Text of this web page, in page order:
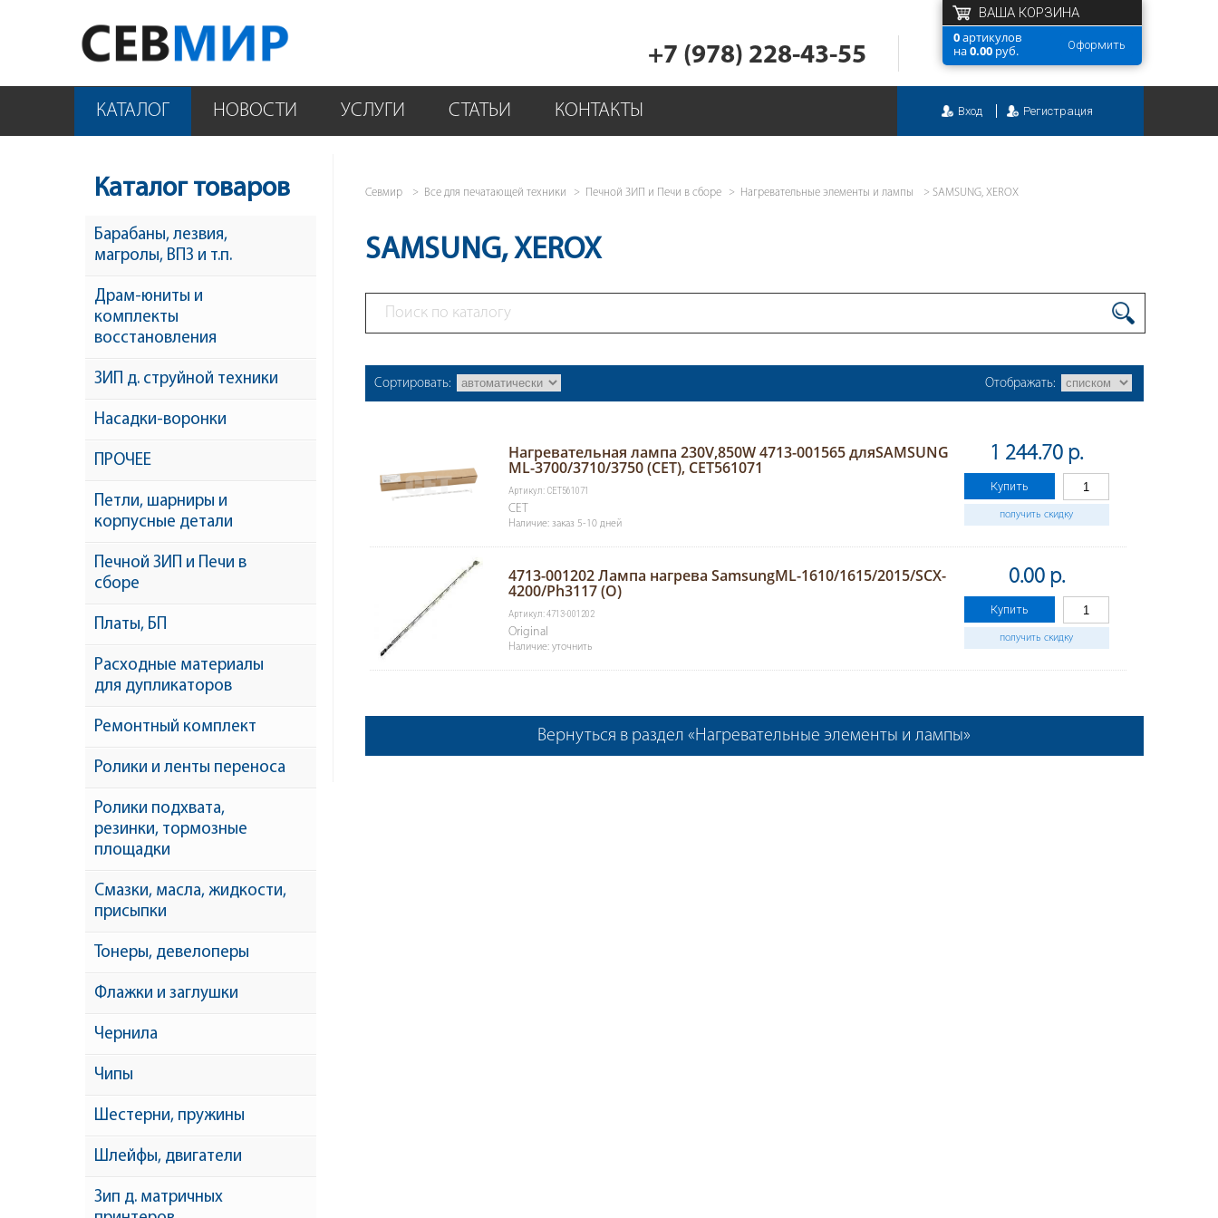
+7 (978) 228-43-55 Оформить
ВАША КОРЗИНА
0артикулов
на0.00 руб.
Вход Регистрация
КАТАЛОГ НОВОСТИ УСЛУГИ СТАТЬИ КОНТАКТЫ
Севмир Все для печатающей техники Печной ЗИП и Печи в сборе Нагревательные элементы и лампы SAMSUNG, XEROX
SAMSUNG, XEROX
Сортировать: Отображать:
Нагревательная лампа 230V,850W 4713-001565 дляSAMSUNG
ML-3700/3710/3750 (CET), CET561071
Артикул: CET561071
CET
Наличие: заказ 5-10 дней
1 244.70 р.
Купить
получить скидку
4713-001202 Лампа нагрева SamsungML-1610/1615/2015/SCX-
4200/Ph3117 (О)
Артикул: 4713-001202
Original
Наличие: уточнить
0.00 р.
Купить
получить скидку
Вернуться в раздел «Нагревательные элементы и лампы»
Каталог товаров
Барабаны, лезвия,
магролы, ВПЗ и т.п.
Драм-юниты и
комплекты
восстановления
ЗИП д. струйной техники
Насадки-воронки
ПРОЧЕЕ
Петли, шарниры и
корпусные детали
Печной ЗИП и Печи в
сборе
Платы, БП
Расходные материалы
для дупликаторов
Ремонтный комплект
Ролики и ленты переноса
Ролики подхвата,
резинки, тормозные
площадки
Смазки, масла, жидкости,
присыпки
Тонеры, девелоперы
Флажки и заглушки
Чернила
Чипы
Шестерни, пружины
Шлейфы, двигатели
Зип д. матричных